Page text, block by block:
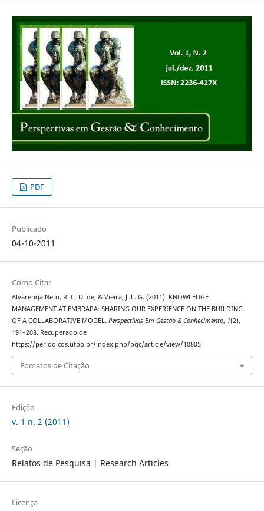
PDF
Publicado
04-10-2011
Como Citar
Alvarenga Neto, R. C. D. de, & Vieira, J. L. G. (2011). KNOWLEDGE
MANAGEMENT AT EMBRAPA: SHARING OUR EXPERIENCE ON THE BUILDING
OF A COLLABORATIVE MODEL. Perspectivas Em Gestão & Conhecimento, 1(2),
191–208. Recuperado de
https://periodicos.ufpb.br/index.php/pgc/article/view/10805
Fomatos de Citação
Edição
v. 1 n. 2 (2011)
Seção
Relatos de Pesquisa | Research Articles
Licença